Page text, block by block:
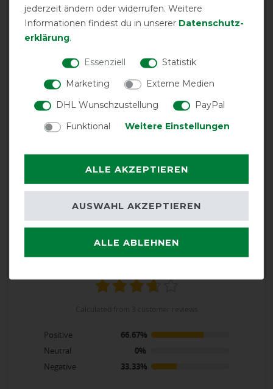
300g - Crimson, 135
Product Reviews
3
Product Rating
3.7/5
Positive
66.67%
Neutral
0%
Negative
33.33%
jederzeit ändern oder widerrufen. Weitere
Informationen findest du in unserer Daten­schutz­
erklärung.
Essenziell
Statistik
Marketing
Externe Medien
DHL Wunschzustellung
PayPal
Funktional
Weitere Einstellungen
ALLE AKZEPTIEREN
ALLE ABLEHNEN
AUSWAHL AKZEPTIEREN